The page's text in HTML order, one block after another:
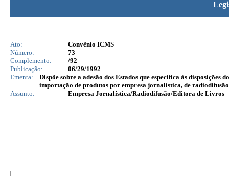
Ato:
Convênio ICMS
Número:
73
Complemento:
/92
Publicação:
06/29/1992
Ementa:
Dispõe sobre a adesão dos Estados que especifica às disposições
importação de produtos por empresa jornalística, de
Assunto:
Empresa Jornalística/Radiodifusão/Editora de Livros